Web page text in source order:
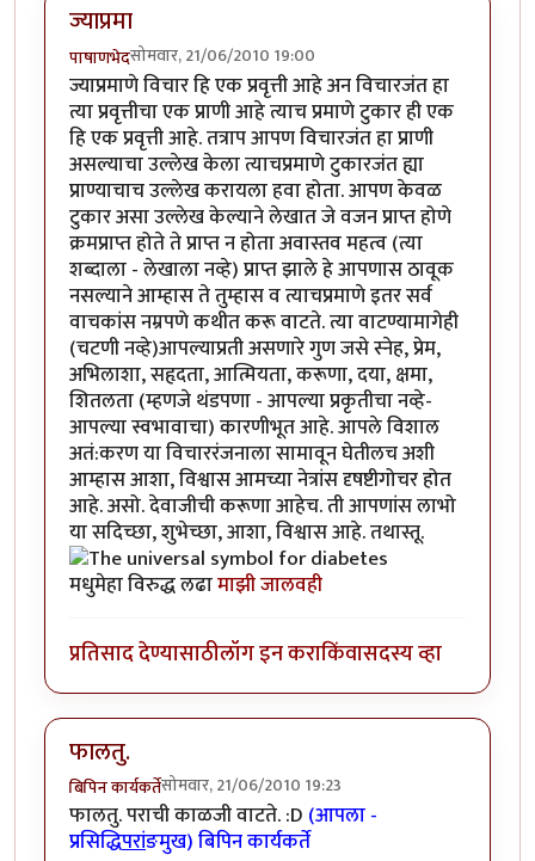
ज्याप्रमा
पाषाणभेदसोमवार, 21/06/2010 19:00
ज्याप्रमाणे विचार हि एक प्रवृत्ती आहे अन विचारजंत हा
त्या प्रवृत्तीचा एक प्राणी आहे त्याच प्रमाणे टुकार ही एक
हि एक प्रवृत्ती आहे. तत्राप आपण विचारजंत हा प्राणी
असल्याचा उल्लेख केला त्याचप्रमाणे टुकारजंत ह्या
प्राण्याचाच उल्लेख करायला हवा होता. आपण केवळ
टुकार असा उल्लेख केल्याने लेखात जे वजन प्राप्त होणे
क्रमप्राप्त होते ते प्राप्त न होता अवास्तव महत्व (त्या
शब्दाला - लेखाला नव्हे) प्राप्त झाले हे आपणास ठावूक
नसल्याने आम्हास ते तुम्हास व त्याचप्रमाणे इतर सर्व
वाचकांस नम्रपणे कथीत करू वाटते. त्या वाटण्यामागेही
(चटणी नव्हे)आपल्याप्रती असणारे गुण जसे स्नेह, प्रेम,
अभिलाशा, सहृदता, आत्मियता, करूणा, दया, क्षमा,
शितलता (म्हणजे थंडपणा - आपल्या प्रकृतीचा नव्हे-
आपल्या स्वभावाचा) कारणीभूत आहे. आपले विशाल
अतं:करण या विचाररंजनाला सामावून घेतीलच अशी
आम्हास आशा, विश्वास आमच्या नेत्रांस दृषष्टीगोचर होत
आहे. असो. देवाजीची करूणा आहेच. ती आपणांस लाभो
या सदिच्छा, शुभेच्छा, आशा, विश्वास आहे. तथास्तू.
मधुमेहा विरुद्ध लढामाझी जालवही
प्रतिसाद देण्यासाठीलॉग इन कराकिंवासदस्य व्हा
फालतु.
बिपिन कार्यकर्तेसोमवार, 21/06/2010 19:23
फालतु. पराची काळजी वाटते. :D (आपला -
प्रसिद्धिपरांङमुख) बिपिन कार्यकर्ते